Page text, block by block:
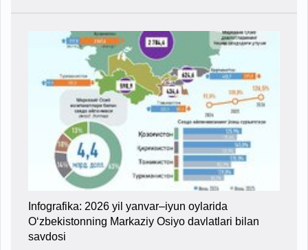
Infografika: 2026 yil yanvar–iyun oylarida
O‘zbekistonning Markaziy Osiyo davlatlari bilan
savdosi